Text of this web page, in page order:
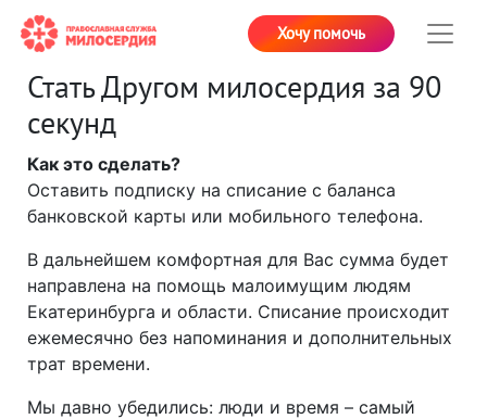
Хочу помочь
Стать Другом милосердия за 90
секунд
Как это сделать?
Оставить подписку на списание с баланса
банковской карты или мобильного телефона.
В дальнейшем комфортная для Вас сумма будет
направлена на помощь малоимущим людям
Екатеринбурга и области. Списание происходит
ежемесячно без напоминания и дополнительных
трат времени.
Мы давно убедились: люди и время – самый